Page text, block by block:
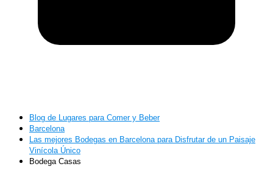
Blog de Lugares para Comer y Beber
Barcelona
Las mejores Bodegas en Barcelona para Disfrutar de un Paisaje
Vinícola Único
Bodega Casas